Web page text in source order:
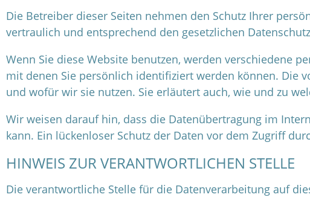
Die Betreiber dieser Seiten nehmen den Schutz Ihrer
vertraulich und entsprechend den gesetzlichen
Wenn Sie diese Website benutzen, werden verschiedene
mit denen Sie persönlich identifiziert werden können. Die
und wofür wir sie nutzen. Sie erläutert auch, wie und zu
Wir weisen darauf hin, dass die Datenübertragung im
kann. Ein lückenloser Schutz der Daten vor dem Zugriff
HINWEIS ZUR VERANTWORTLICHEN STELLE
Die verantwortliche Stelle für die Datenverarbeitung auf